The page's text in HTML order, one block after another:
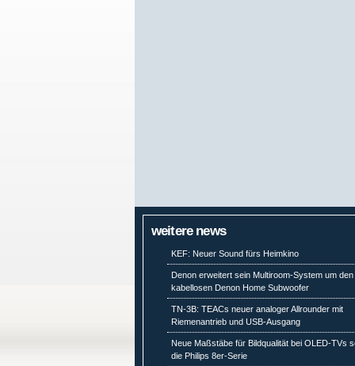
weitere news
KEF: Neuer Sound fürs Heimkino
Denon erweitert sein Multiroom-System um den
kabellosen Denon Home Subwoofer
TN-3B: TEACs neuer analoger Allrounder mit
Riemenantrieb und USB-Ausgang
Neue Maßstäbe für Bildqualität bei OLED-TVs
die Philips 8er-Serie